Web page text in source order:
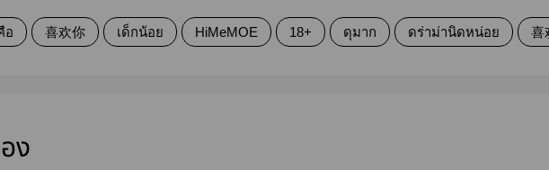
อ 喜欢你 เด็กน้อย HiMeMOE 18+ ดุมาก ดร่าม่านิดหน่อย 喜
ง